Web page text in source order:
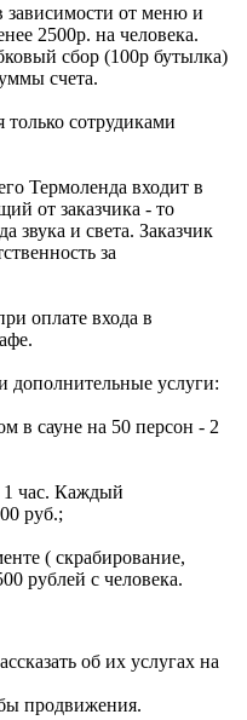
зависимости от меню и
2500р. на человека.
сбор (100р бутылка)
счета.
сотрудиками
Термоленда входит в
от заказчика - то
звука и света. Заказчик
за
оплате входа в
услуги:
в сауне на 50 персон - 2
час. Каждый
руб.;
( скрабирование,
рублей с человека.
об их услугах на
продвижения.